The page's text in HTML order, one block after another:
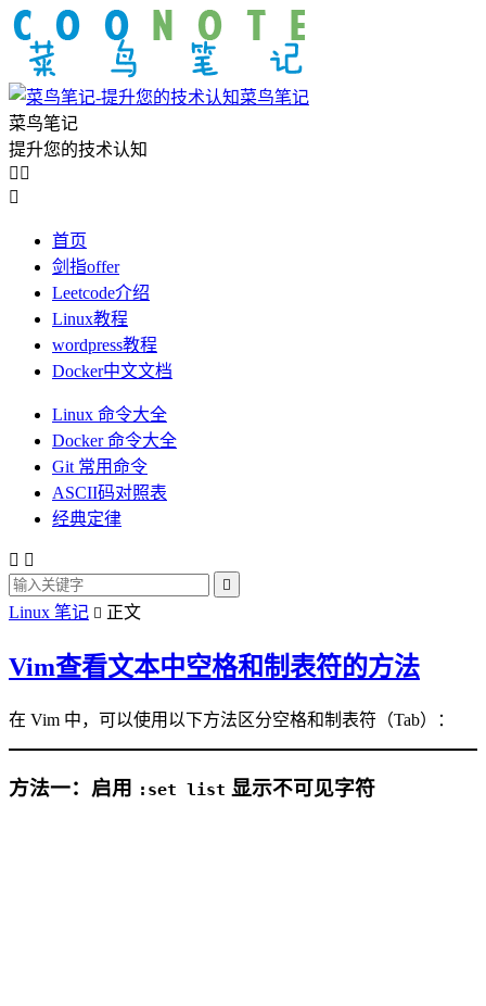
菜鸟笔记
菜鸟笔记
提升您的技术认知
 

首页
剑指offer
Leetcode介绍
Linux教程
wordpress教程
Docker中文文档
Linux 命令大全
Docker 命令大全
Git 常用命令
ASCII码对照表
经典定律
 

Linux 笔记  正文
Vim查看文本中空格和制表符的方法
在 Vim 中，可以使用以下方法区分空格和制表符（Tab）：
方法一：启用 :set list 显示不可见字符